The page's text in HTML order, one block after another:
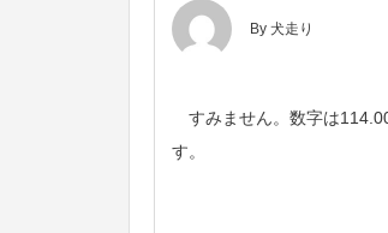
By 犬走り
すみません。数字は
す。